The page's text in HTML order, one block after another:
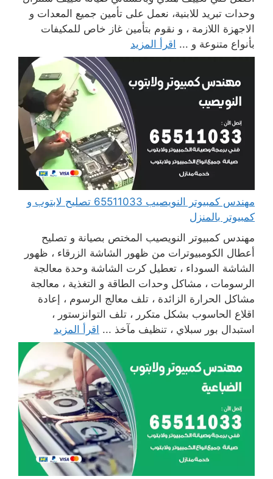
وحدات تبريد للابنية، نعمل على تأمين جميع المعدات و
الاجهزة اللازمة ، و نقوم بتأمين غاز خاص للمكيفات
بأنواع متنوعة و ... اقرأ المزيد
مهندس كمبيوتر النويصيب 65511033 تصليح لابتوب و
كمبيوتر بالمنزل
مهندس كمبيوتر النويصيب المختص بصيانة و تصليح
أعطال الكومبيوترات من ظهور الشاشة الزرقاء ، ظهور
الشاشة السوداء ، تعطيل كرت الشاشة وحدة معالجة
الرسومات ، مشاكل وحدات الطاقة و التغذية ، معالجة
مشاكل الحرارة الزائدة ، تلف معالج الرسوم ، إعادة
اقلاع الحاسوب بشكل متكرر ، تلف التوانزستور ،
استبدال بور سبلاي ، تنظيف مآخذ ... اقرأ المزيد